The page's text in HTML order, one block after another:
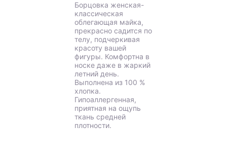
Борцовка женская-
классическая
облегающая майка,
прекрасно садится по
телу, подчеркивая
красоту вашей
фигуры. Комфортна в
носке даже в жаркий
летний день.
Выполнена из 100 %
хлопка.
Гипоаллергенная,
приятная на ощупь
ткань средней
плотности.